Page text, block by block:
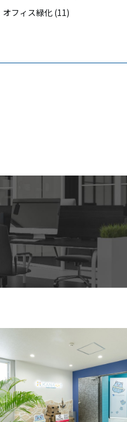
会員ログイン
コラム
オフィス緑化 (11)